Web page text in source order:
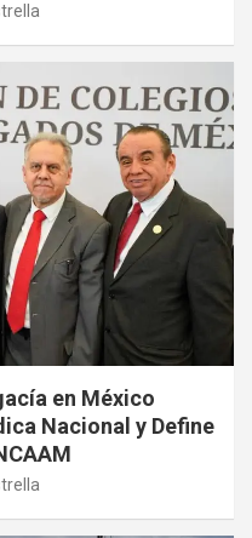
en México
Nacional y Define